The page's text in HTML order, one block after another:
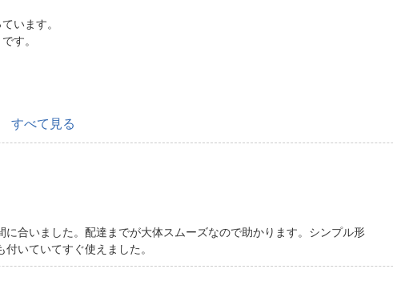
います。
す。
すべて見る
合いました。配達までが大体スムーズなので助かります。シンプル形
いていてすぐ使えました。